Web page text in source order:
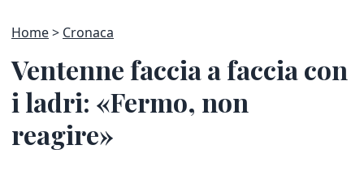
Home Cronaca
Ventenne faccia a faccia con
i ladri: «Fermo, non
reagire»